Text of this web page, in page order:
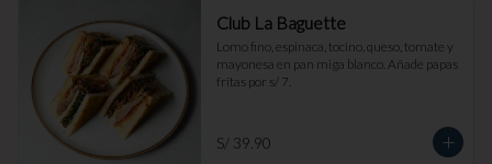
Club La Baguette
Lomo fino, espinaca, tocino, queso, tomate y
mayonesa en pan miga blanco. Añade papas
fritas por s/ 7.
S/ 39.90